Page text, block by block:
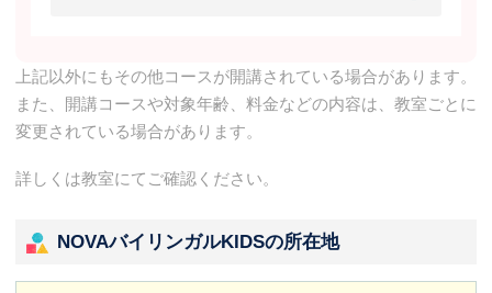
上記以外にもその他コースが開講されている場合があります。
また、開講コースや対象年齢、料金などの内容は、教室ごとに
変更されている場合があります。
詳しくは教室にてご確認ください。
NOVAバイリンガルKIDSの所在地